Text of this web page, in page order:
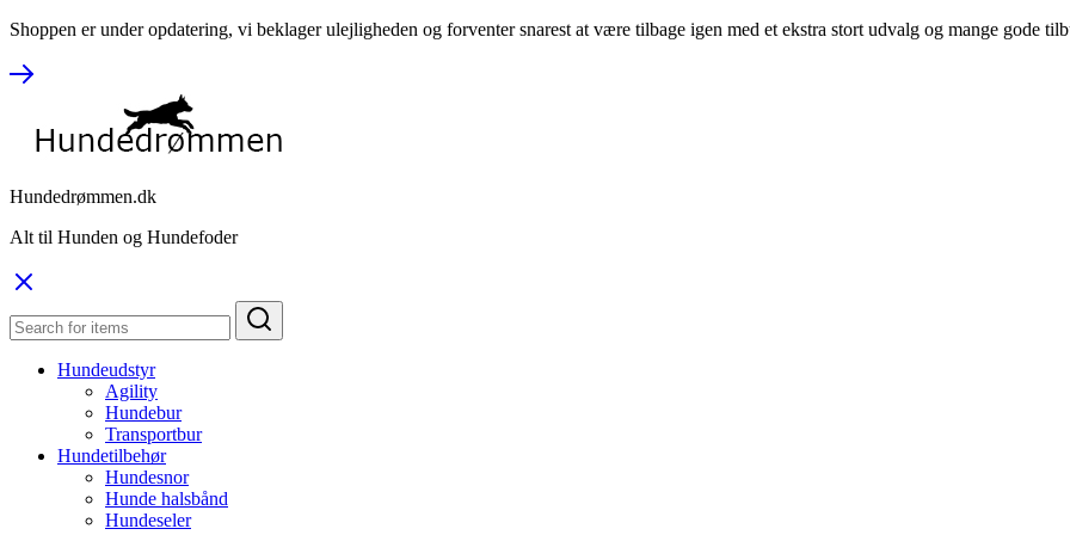
Shoppen er under opdatering, vi beklager ulejligheden og forventer snarest at være tilbage igen med et ekstra stort udvalg og mange gode
Hundedrømmen.dk
Alt til Hunden og Hundefoder
Hundeudstyr
Agility
Hundebur
Transportbur
Hundetilbehør
Hundesnor
Hunde halsbånd
Hundeseler